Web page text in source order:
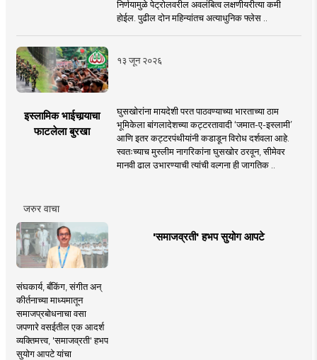
निर्णयामुळे पेट्रोलवरील अवलंबित्व लक्षणीयरीत्या कमी
होईल. पुढील दोन महिन्यांतच अत्याधुनिक फ्लेस ..
१३ जून २०२६
इस्लामिक भाईचार्‍याचा
फाटलेला बुरखा
घुसखोरांना मायदेशी परत पाठवण्याच्या भारताच्या ठाम
भूमिकेला बांगलादेशच्या कट्टरतावादी ‘जमात-ए-इस्लामी’
आणि इतर कट्टरपंथीयांनी कडाडून विरोध दर्शवला आहे.
स्वतःच्याच मुस्लीम नागरिकांना घुसखोर ठरवून, सीमेवर
मानवी ढाल उभारण्याची त्यांची वल्गना ही जागतिक ..
जरुर वाचा
'समाजव्रती' हभप सुयोग आपटे
संघकार्य, बँकिंग, संगीत अन्
कीर्तनाच्या माध्यमातून
समाजप्रबोधनाचा वसा
जपणारे वसईतील एक आदर्श
व्यक्तिमत्त्व, 'समाजव्रती' हभप
सुयोग आपटे यांचा